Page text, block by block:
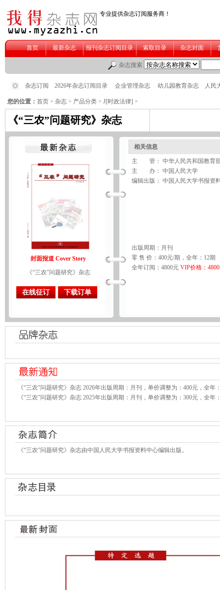
您的位置： 首页 > 杂志 > 产品分类 > J[时政法律] >
《“三农”问题研究》杂志
封面报道 Cover Story
《“三农”问题研究》杂志
在线征订 下载订单
相关信息
主 管： 中华人民共和国教育
主 办： 中国人民大学
编辑出版： 中国人民大学书报资
出版周期：月刊
零 售 价：400元/期，全年：12期
全年订阅：4800元 VIP价格：
《“三农”问题研究》杂志 2026年出版周期：月刊，单价调整为：400元，全年
《“三农”问题研究》杂志 2025年出版周期：月刊，单价调整为：300元，全年
《“三农”问题研究》杂志由中国人民大学书报资料中心编辑出版。